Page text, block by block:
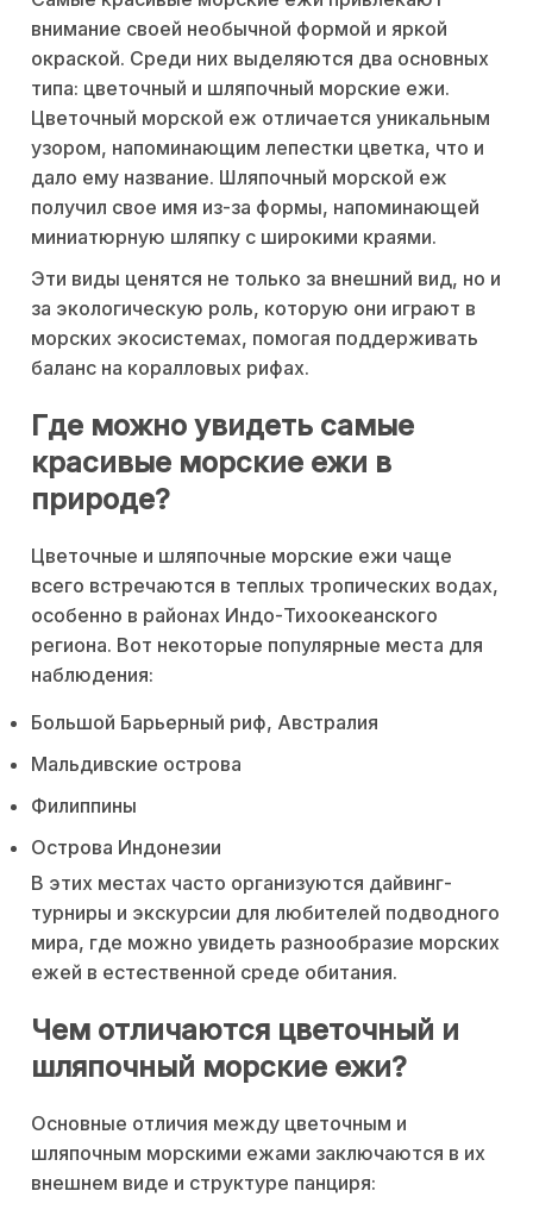
внимание своей необычной формой и яркой
окраской. Среди них выделяются два основных
типа: цветочный и шляпочный морские ежи.
Цветочный морской еж отличается уникальным
узором, напоминающим лепестки цветка, что и
дало ему название. Шляпочный морской еж
получил свое имя из-за формы, напоминающей
миниатюрную шляпку с широкими краями.
Эти виды ценятся не только за внешний вид, но и
за экологическую роль, которую они играют в
морских экосистемах, помогая поддерживать
баланс на коралловых рифах.
Где можно увидеть самые
красивые морские ежи в
природе?
Цветочные и шляпочные морские ежи чаще
всего встречаются в теплых тропических водах,
особенно в районах Индо-Тихоокеанского
региона. Вот некоторые популярные места для
наблюдения:
Большой Барьерный риф, Австралия
Мальдивские острова
Филиппины
Острова Индонезии
В этих местах часто организуются дайвинг-
турниры и экскурсии для любителей подводного
мира, где можно увидеть разнообразие морских
ежей в естественной среде обитания.
Чем отличаются цветочный и
шляпочный морские ежи?
Основные отличия между цветочным и
шляпочным морскими ежами заключаются в их
внешнем виде и структуре панциря: